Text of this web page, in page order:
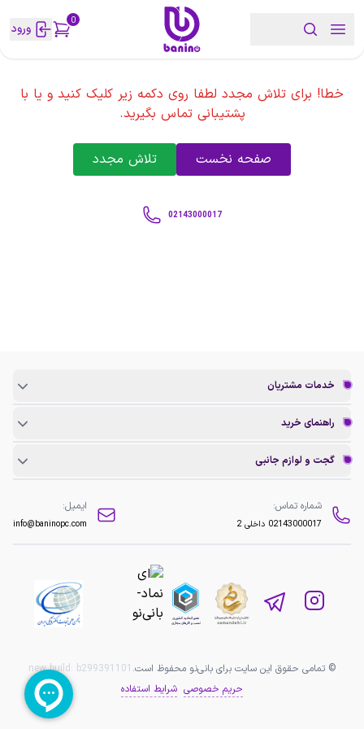
0 ورود
خطا! برای تلاش مجدد لطفا روی دکمه زیر کلیک کنید و یا با
پشتیبانی تماس بگیرید.
صفحه نخست تلاش مجدد
02143000017
خدمات مشتریان
راهنمای خرید
گجت و لوازم جانبی
شماره تماس:
02143000017 داخلی 2
ایمیل:
info@baninopc.com
© تمامی حقوق این سایت برای بانی‌نو محفوظ است. new build: b299391101
حریم خصوصی شرایط استفاده